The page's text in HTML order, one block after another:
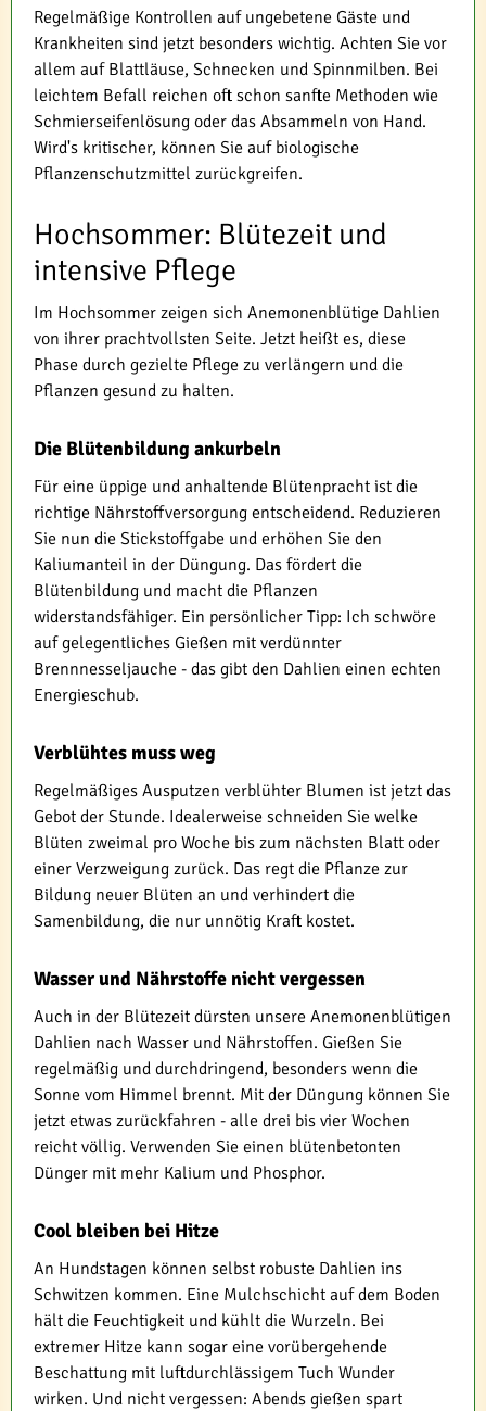
Regelmäßige Kontrollen auf ungebetene Gäste und
Krankheiten sind jetzt besonders wichtig. Achten Sie vor
allem auf Blattläuse, Schnecken und Spinnmilben. Bei
leichtem Befall reichen oft schon sanfte Methoden wie
Schmierseifenlösung oder das Absammeln von Hand.
Wird's kritischer, können Sie auf biologische
Pflanzenschutzmittel zurückgreifen.
Hochsommer: Blütezeit und
intensive Pflege
Im Hochsommer zeigen sich Anemonenblütige Dahlien
von ihrer prachtvollsten Seite. Jetzt heißt es, diese
Phase durch gezielte Pflege zu verlängern und die
Pflanzen gesund zu halten.
Die Blütenbildung ankurbeln
Für eine üppige und anhaltende Blütenpracht ist die
richtige Nährstoffversorgung entscheidend. Reduzieren
Sie nun die Stickstoffgabe und erhöhen Sie den
Kaliumanteil in der Düngung. Das fördert die
Blütenbildung und macht die Pflanzen
widerstandsfähiger. Ein persönlicher Tipp: Ich schwöre
auf gelegentliches Gießen mit verdünnter
Brennnesseljauche - das gibt den Dahlien einen echten
Energieschub.
Verblühtes muss weg
Regelmäßiges Ausputzen verblühter Blumen ist jetzt das
Gebot der Stunde. Idealerweise schneiden Sie welke
Blüten zweimal pro Woche bis zum nächsten Blatt oder
einer Verzweigung zurück. Das regt die Pflanze zur
Bildung neuer Blüten an und verhindert die
Samenbildung, die nur unnötig Kraft kostet.
Wasser und Nährstoffe nicht vergessen
Auch in der Blütezeit dürsten unsere Anemonenblütigen
Dahlien nach Wasser und Nährstoffen. Gießen Sie
regelmäßig und durchdringend, besonders wenn die
Sonne vom Himmel brennt. Mit der Düngung können Sie
jetzt etwas zurückfahren - alle drei bis vier Wochen
reicht völlig. Verwenden Sie einen blütenbetonten
Dünger mit mehr Kalium und Phosphor.
Cool bleiben bei Hitze
An Hundstagen können selbst robuste Dahlien ins
Schwitzen kommen. Eine Mulchschicht auf dem Boden
hält die Feuchtigkeit und kühlt die Wurzeln. Bei
extremer Hitze kann sogar eine vorübergehende
Beschattung mit luftdurchlässigem Tuch Wunder
wirken. Und nicht vergessen: Abends gießen spart